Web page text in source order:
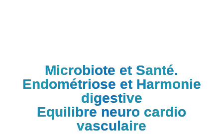
Microbiote et Santé.
Endométriose et Harmonie
digestive
Equilibre neuro cardio
vasculaire